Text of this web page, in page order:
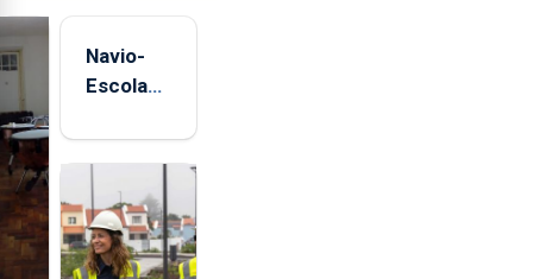
Navio-
Escola
está de
aos
Açores